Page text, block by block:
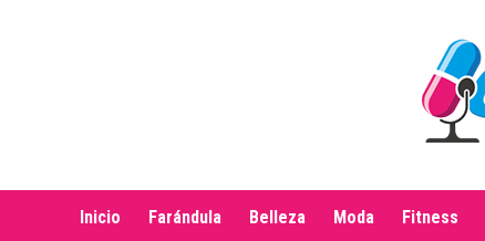
Inicio Farándula Belleza Moda Fitness